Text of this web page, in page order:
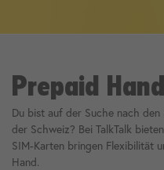
Prepaid
Du bist auf der Suche nach
der Schweiz? Bei TalkTalk
SIM-Karten bringen Flexibilität
Hand.